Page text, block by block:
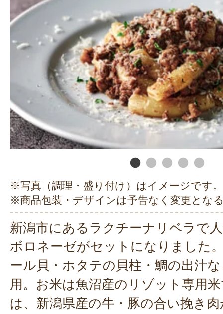
※写真（調理・盛り付け）はイメージです。
※商品包装・デザインは予告なく変更とな
新潟市にあるラクチーナリベラで
ボロネーゼがセットになりました
ール貝・ホタテの貝柱・鯛の出汁
用。お米は魚沼産のリゾット専用
は、新潟県産の牛・豚の合い挽き